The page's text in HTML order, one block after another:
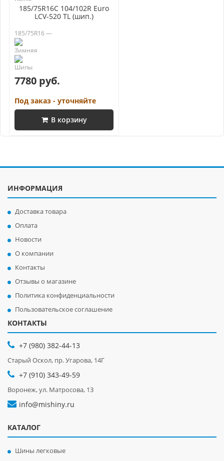
185/75R16C 104/102R Euro
LCV-520 TL (шип.)
185/75R16 —
7780 руб.
Под заказ - уточняйте
В корзину
ИНФОРМАЦИЯ
Доставка товара
Оплата
Новости
О компании
Контакты
Отзывы о магазине
Политика конфиденциальности
Пользовательское соглашение
КОНТАКТЫ
+7 (980) 382-44-13
Старый Оскол, пр. Угарова, 14Г
+7 (910) 343-49-59
Воронеж, ул. Матросова, 13
info@mishiny.ru
КАТАЛОГ
Шины легковые